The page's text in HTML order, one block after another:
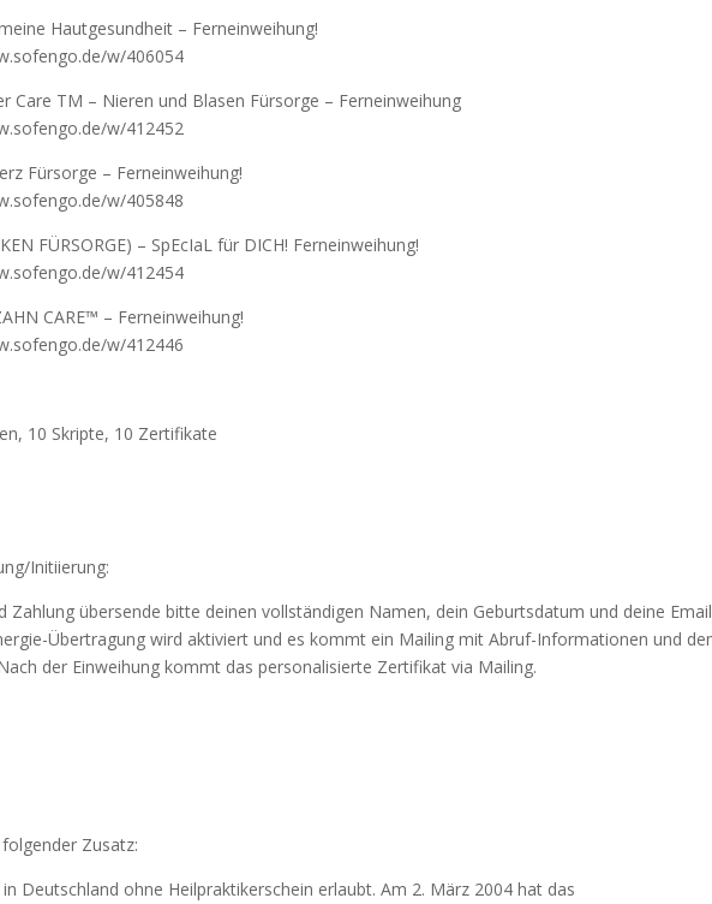
Hautgesundheit – Ferneinweihung!
w/406054
Care TM – Nieren und Blasen Fürsorge – Ferneinweihung
w/412452
Fürsorge – Ferneinweihung!
w/405848
FÜRSORGE) – SpEcIaL für DICH! Ferneinweihung!
w/412454
CARE™ – Ferneinweihung!
w/412446
10 Skripte, 10 Zertifikate
Initiierung:
Zahlung übersende bitte deinen vollständigen Namen, dein Geburtsdatum und deine
Energie-Übertragung wird aktiviert und es kommt ein Mailing mit Abruf-Informationen
Nach der Einweihung kommt das personalisierte Zertifikat via Mailing.
Zusatz:
Deutschland ohne Heilpraktikerschein erlaubt. Am 2. März 2004 hat das